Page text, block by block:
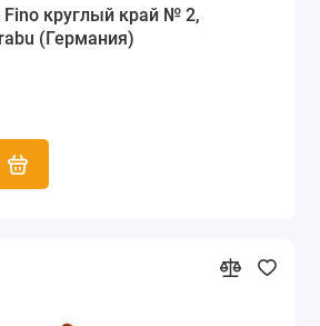
Fino круглый край № 2,
(Германия)